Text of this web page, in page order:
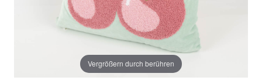
Vergrößern durch berühren